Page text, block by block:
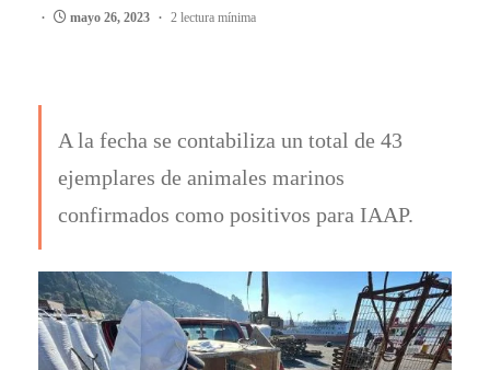
mayo 26, 2023 2 lectura mínima
A la fecha se contabiliza un total de 43
ejemplares de animales marinos
confirmados como positivos para IAAP.